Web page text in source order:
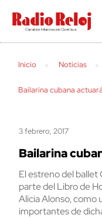
cerrar
Inicio Noticias
Bailarina cubana
3 febrero, 2017
Bailarina
El estreno del
parte del Libro de
Alicia Alonso, como
importantes de